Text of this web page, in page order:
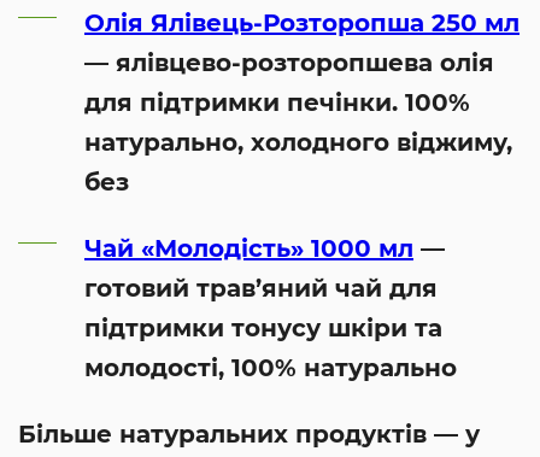
Олія Ялівець-Розторопша 250 мл
— ялівцево-розторопшева олія
для підтримки печінки. 100%
натурально, холодного віджиму,
без
Чай «Молодість» 1000 мл —
готовий трав’яний чай для
підтримки тонусу шкіри та
молодості, 100% натурально
Більше натуральних продуктів — у